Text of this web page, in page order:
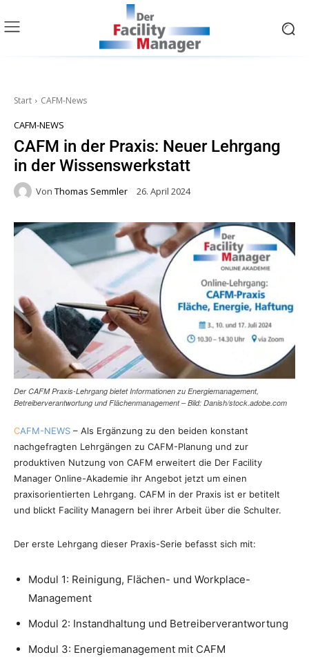
Start CAFM-News
CAFM-NEWS
CAFM in der Praxis: Neuer Lehrgang
in der Wissenswerkstatt
Von Thomas Semmler 26. April 2024
Der CAFM Praxis-Lehrgang bietet Informationen zu Energiemanagement,
Betreiberverantwortung und Flächenmanagement – Bild: Danish/stock.adobe.com
CAFM-NEWS – Als Ergänzung zu den beiden konstant
nachgefragten Lehrgängen zu CAFM-Planung und zur
produktiven Nutzung von CAFM erweitert die Der Facility
Manager Online-Akademie ihr Angebot jetzt um einen
praxisorientierten Lehrgang. CAFM in der Praxis ist er betitelt
und blickt Facility Managern bei ihrer Arbeit über die Schulter.
Der erste Lehrgang dieser Praxis-Serie befasst sich mit:
Modul 1: Reinigung, Flächen- und Workplace-
Management
Modul 2: Instandhaltung und Betreiberverantwortung
Modul 3: Energiemanagement mit CAFM